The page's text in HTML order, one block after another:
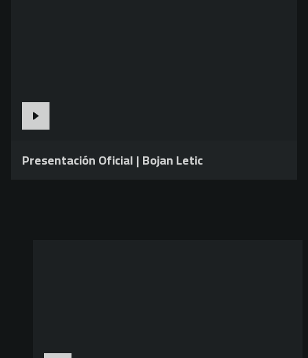
Presentación Oficial | Bojan Letic